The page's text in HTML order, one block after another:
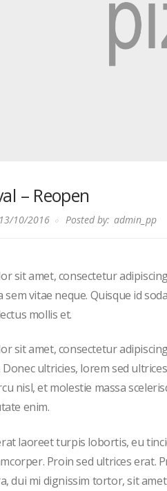
– Reopen
13/10/2016 Posted by: admin_pp
sit amet, consectetur
vitae neque. Quisque id
mollis et.
sit amet, consectetur
ultricies, lorem sed
nisl, et molestie massa
enim.
laoreet turpis lobortis, eu
Proin sed ultrices erat.
dui mi dignissim tortor, sit